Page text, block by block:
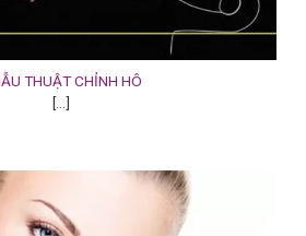
THUẬT CHỈNH HÔ
[...]